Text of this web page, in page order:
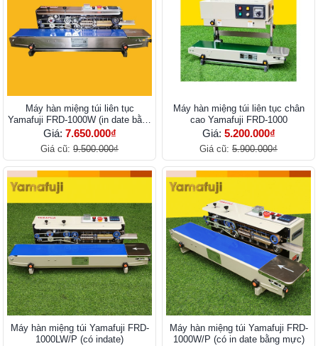
Máy hàn miệng túi liên tục
Yamafuji FRD-1000W (in date bằng
mực)
Giá: 7.650.000₫
Giá cũ: 9.500.000₫
Máy hàn miệng túi liên tục chân
cao Yamafuji FRD-1000
Giá: 5.200.000₫
Giá cũ: 5.900.000₫
Máy hàn miệng túi Yamafuji FRD-
1000LW/P (có indate)
Máy hàn miệng túi Yamafuji FRD-
1000W/P (có in date bằng mực)